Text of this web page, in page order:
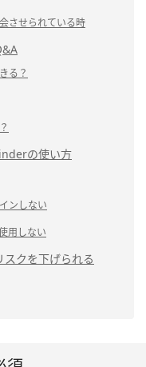
させられている時
る？
の使い方
ンしない
用しない
クを下げられる